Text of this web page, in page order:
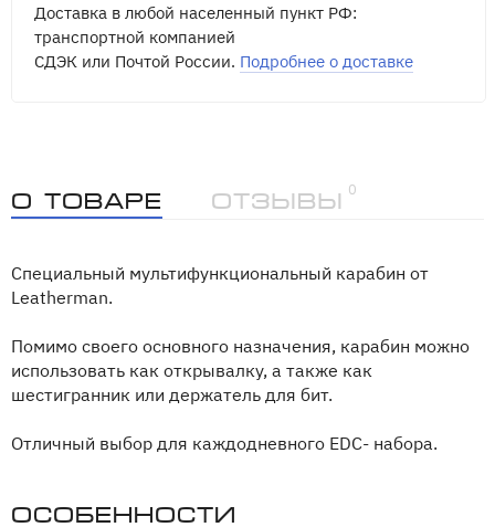
Доставка в любой населенный пункт РФ:
транспортной компанией
СДЭК или Почтой России. Подробнее о доставке
О товаре Отзывы
0
Специальный мультифункциональный карабин от
Leatherman.
Помимо своего основного назначения, карабин можно
использовать как открывалку, а также как
шестигранник или держатель для бит.
Отличный выбор для каждодневного EDC- набора.
Особенности